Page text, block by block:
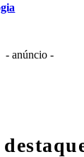
- anúncio -